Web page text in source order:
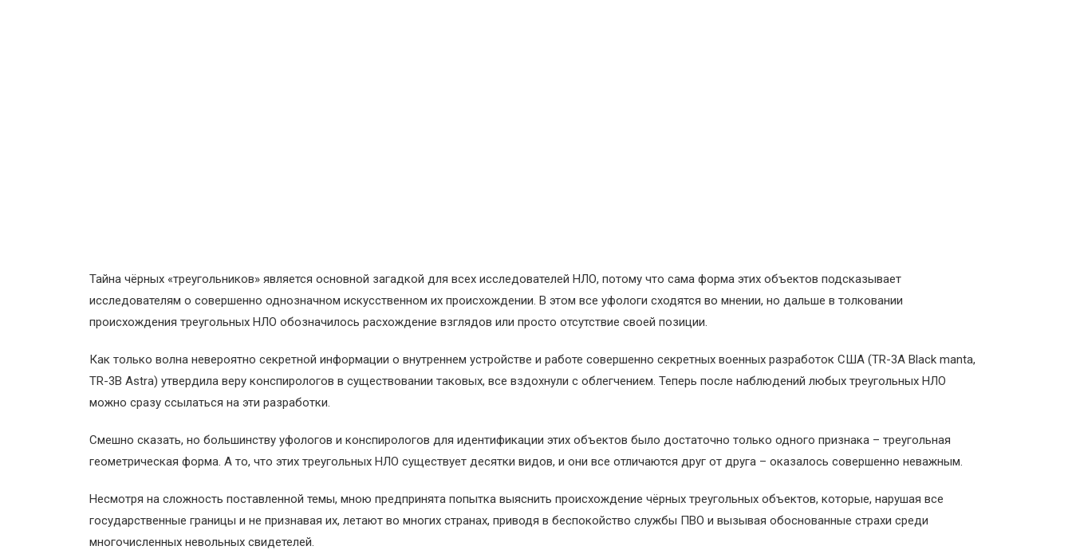
Тайна чёрных «треугольников» является основной загадкой для всех исследователей НЛО, потому что сама форма этих объектов подсказывает
исследователям о совершенно однозначном искусственном их происхождении. В этом все уфологи сходятся во мнении, но дальше в толковании
происхождения треугольных НЛО обозначилось расхождение взглядов или просто отсутствие своей позиции.
Как только волна невероятно секретной информации о внутреннем устройстве и работе совершенно секретных военных разработок США (TR-3A Black manta,
TR-3B Astra) утвердила веру конспирологов в существовании таковых, все вздохнули с облегчением. Теперь после наблюдений любых треугольных НЛО
можно сразу ссылаться на эти разработки.
Смешно сказать, но большинству уфологов и конспирологов для идентификации этих объектов было достаточно только одного признака – треугольная
геометрическая форма. А то, что этих треугольных НЛО существует десятки видов, и они все отличаются друг от друга – оказалось совершенно неважным.
Несмотря на сложность поставленной темы, мною предпринята попытка выяснить происхождение чёрных треугольных объектов, которые, нарушая все
государственные границы и не признавая их, летают во многих странах, приводя в беспокойство службы ПВО и вызывая обоснованные страхи среди
многочисленных невольных свидетелей.